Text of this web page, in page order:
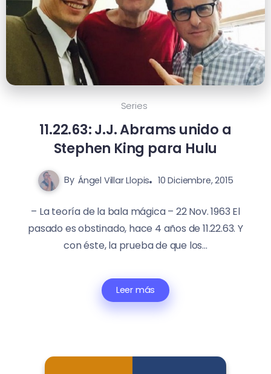
Series
11.22.63: J.J. Abrams unido a
Stephen King para Hulu
By Ángel Villar Llopis 10 Diciembre, 2015
– La teoría de la bala mágica – 22 Nov. 1963 El
pasado es obstinado, hace 4 años de 11.22.63. Y
con éste, la prueba de que los...
Leer más